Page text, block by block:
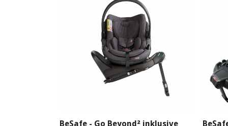
BeSafe - Go Beyond² inklusive